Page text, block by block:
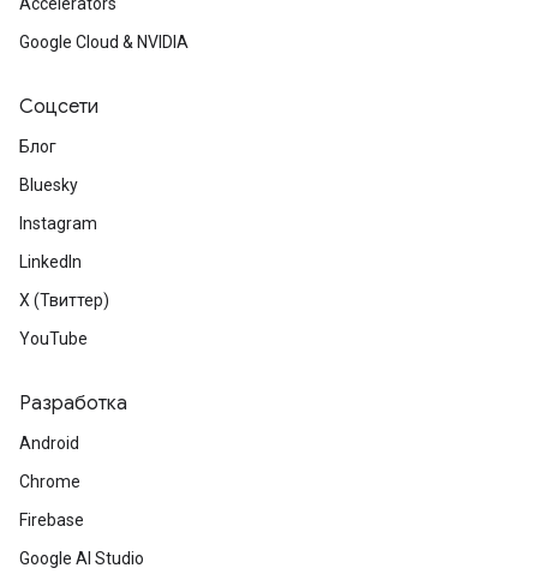
Google Cloud & NVIDIA
Соцсети
Блог
Bluesky
Instagram
LinkedIn
X (Твиттер)
YouTube
Разработка
Android
Chrome
Firebase
Google AI Studio